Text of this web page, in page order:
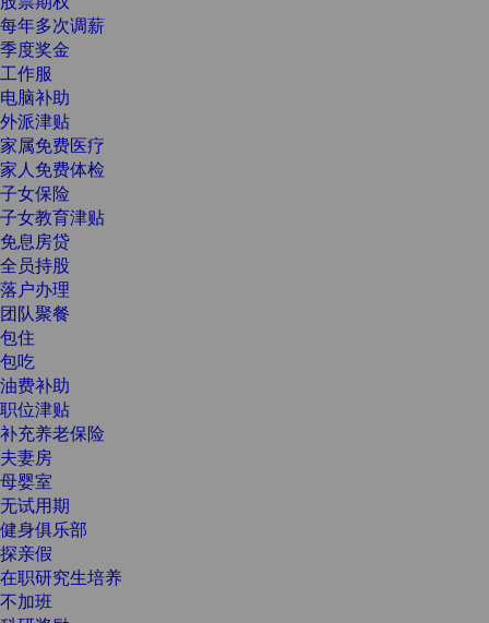
每年多次调薪
季度奖金
工作服
电脑补助
外派津贴
家属免费医疗
家人免费体检
子女保险
子女教育津贴
免息房贷
全员持股
落户办理
团队聚餐
包住
包吃
油费补助
职位津贴
补充养老保险
夫妻房
母婴室
无试用期
健身俱乐部
探亲假
在职研究生培养
不加班